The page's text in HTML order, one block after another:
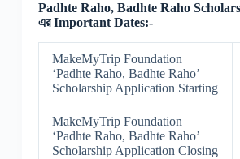
Padhte Raho, Badhte Raho
এরImportant Dates:-
MakeMyTrip Foundation
‘Padhte Raho, Badhte Raho’
Scholarship Application Starting
MakeMyTrip Foundation
‘Padhte Raho, Badhte Raho’
Scholarship Application Closing